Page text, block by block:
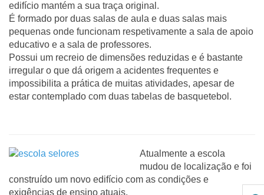
edifício mantém a sua traça original.
É formado por duas salas de aula e duas salas mais
pequenas onde funcionam respetivamente a sala de apoio
educativo e a sala de professores.
Possui um recreio de dimensões reduzidas e é bastante
irregular o que dá origem a acidentes frequentes e
impossibilita a prática de muitas atividades, apesar de
estar contemplado com duas tabelas de basquetebol.
Atualmente a escola
mudou de localização e foi
construído um novo edifício com as condições e
exigências de ensino atuais.